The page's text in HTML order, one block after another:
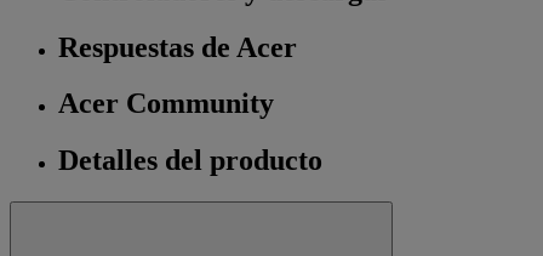
Respuestas de Acer
Acer Community
Detalles del producto